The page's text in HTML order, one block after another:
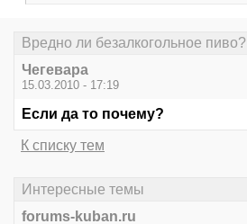
Вредно ли безалкогольное пиво?
Чегевара
15.03.2010 - 17:19
Если да то почему?
К списку тем
Интересные темы
forums-kuban.ru